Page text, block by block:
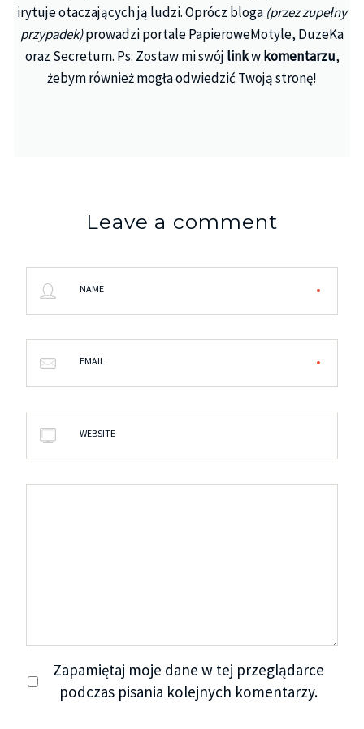
irytuje otaczających ją ludzi. Oprócz bloga (przez zupełny
przypadek)prowadzi portale PapieroweMotyle, DuzeKa
oraz Secretum. Ps. Zostaw mi swój linkwkomentarzu,
żebym również mogła odwiedzić Twoją stronę!
Leave a comment
NAME
EMAIL
WEBSITE
Zapamiętaj moje dane w tej przeglądarce
podczas pisania kolejnych komentarzy.